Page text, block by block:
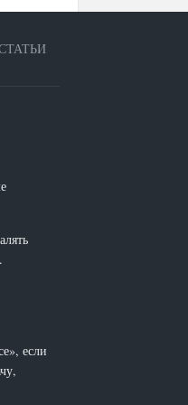
если